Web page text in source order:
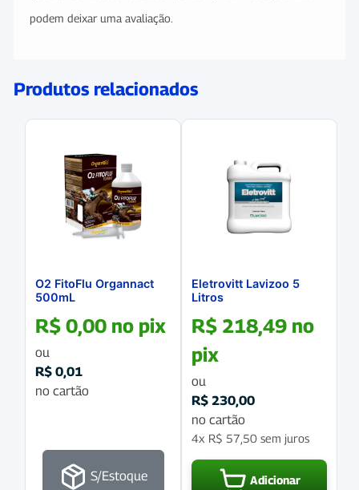
podem deixar uma avaliação.
Produtos relacionados
O2 FitoFlu Organnact
500mL
R$ 0,00 no pix
ou
R$ 0,01
no cartão
S/Estoque
Eletrovitt Lavizoo 5
Litros
R$ 218,49 no
pix
ou
R$ 230,00
no cartão
4x R$ 57,50 sem juros
Adicionar